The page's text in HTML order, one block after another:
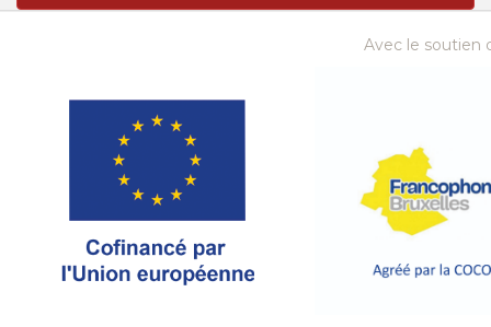
Avec le soutien